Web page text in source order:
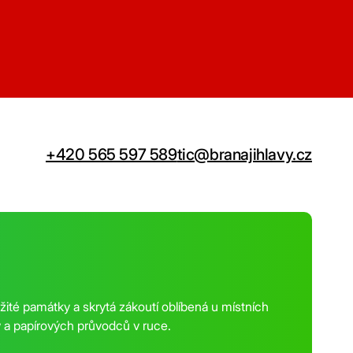
+420 565 597 589tic@branajihlavy.cz
památky a skrytá zákoutí oblíbená u místních
a papírových průvodců v ruce.